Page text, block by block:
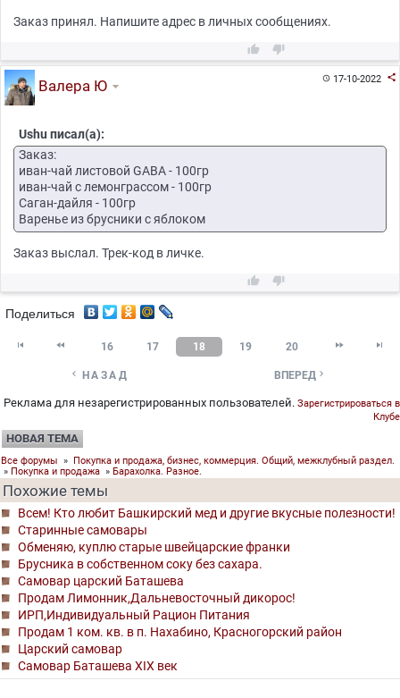
Заказ принял. Напишите адрес в личных сообщениях.
 
17-10-2022 
Валера Ю
Ushu писал(а):
Заказ:
иван-чай листовой GABA - 100гр
иван-чай с лемонграссом - 100гр
Саган-дайля - 100гр
Варенье из брусники с яблоком
Заказ выслал. Трек-код в личке.
 
Поделиться
  16 17 18 19 20  
 НАЗАД ВПЕРЕД 
Реклама для незарегистрированных пользователей. Зарегистрироваться в
Клубе
НОВАЯ ТЕМА
Все форумы » Покупка и продажа, бизнес, коммерция. Общий, межклубный раздел.
» Покупка и продажа » Барахолка. Разное.
Похожие темы
Всем! Кто любит Башкирский мед и другие вкусные полезности!
Старинные самовары
Обменяю, куплю старые швейцарские франки
Брусника в собственном соку без сахара.
Самовар царский Баташева
Продам Лимонник,Дальневосточный дикорос!
ИРП,Индивидуальный Рацион Питания
Продам 1 ком. кв. в п. Нахабино, Красногорский район
Царский самовар
Самовар Баташева XIX век